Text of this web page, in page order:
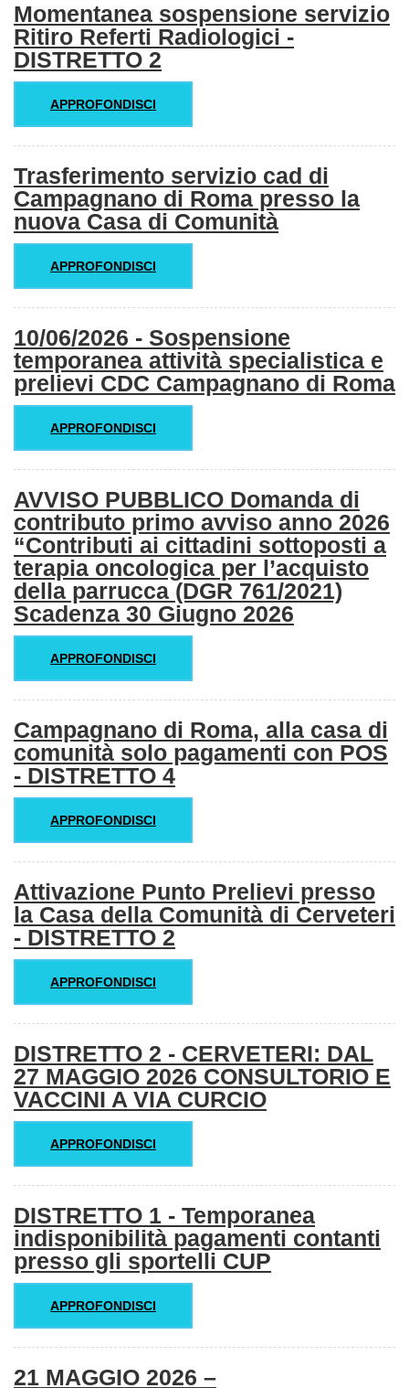
Momentanea sospensione servizio
Ritiro Referti Radiologici -
DISTRETTO 2
APPROFONDISCI
Trasferimento servizio cad di
Campagnano di Roma presso la
nuova Casa di Comunità
APPROFONDISCI
10/06/2026 - Sospensione
temporanea attività specialistica e
prelievi CDC Campagnano di Roma
APPROFONDISCI
AVVISO PUBBLICO Domanda di
contributo primo avviso anno 2026
“Contributi ai cittadini sottoposti a
terapia oncologica per l’acquisto
della parrucca (DGR 761/2021)
Scadenza 30 Giugno 2026
APPROFONDISCI
Campagnano di Roma, alla casa di
comunità solo pagamenti con POS
- DISTRETTO 4
APPROFONDISCI
Attivazione Punto Prelievi presso
la Casa della Comunità di Cerveteri
- DISTRETTO 2
APPROFONDISCI
DISTRETTO 2 - CERVETERI: DAL
27 MAGGIO 2026 CONSULTORIO E
VACCINI A VIA CURCIO
APPROFONDISCI
DISTRETTO 1 - Temporanea
indisponibilità pagamenti contanti
presso gli sportelli CUP
APPROFONDISCI
21 MAGGIO 2026 –